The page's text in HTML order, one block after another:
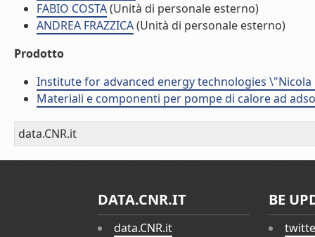
FABIO COSTA(Unità di personale esterno)
ANDREA FRAZZICA(Unità di personale esterno)
Prodotto
Institute for advanced energy technologies \"Nicola
Materiali e componenti per pompe di calore ad
data.CNR.it
DATA.CNR.IT
data.CNR.it
BE